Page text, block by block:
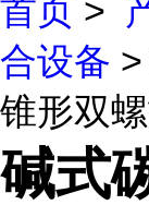
首页 >
合设备
锥形双
碱式